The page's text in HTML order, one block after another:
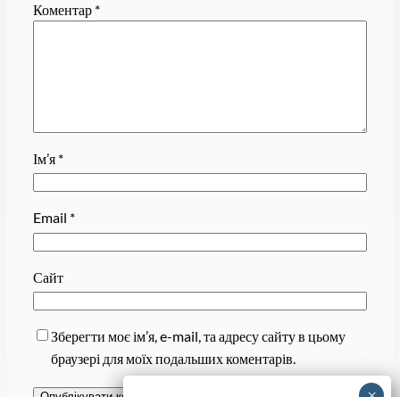
Коментар *
Ім’я *
Email *
Сайт
Зберегти моє ім’я, e-mail, та адресу сайту в цьому
браузері для моїх подальших коментарів.